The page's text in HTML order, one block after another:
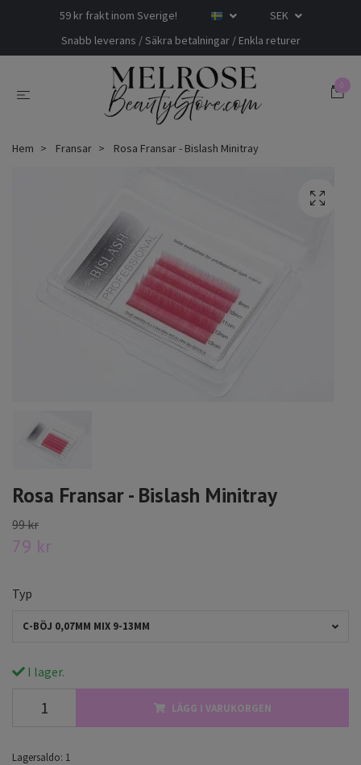
59 kr frakt inom Sverige!
SEK
Snabb leverans / Säkra betalningar / Enkla returer
0
Hem Fransar Rosa Fransar - Bislash Minitray
Rosa Fransar - Bislash Minitray
99 kr
79 kr
Typ
C-BÖJ 0,07MM MIX 9-13MM
I lager.
LÄGG I VARUKORGEN
Lagersaldo: 1